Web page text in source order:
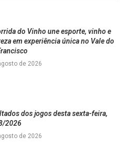
do Vinho une esporte, vinho e
em experiência única no Vale do
de 2026
dos jogos desta sexta-feira,
2026
de 2026